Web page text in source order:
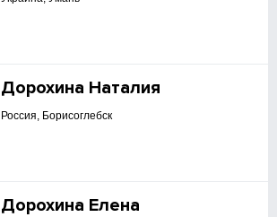
Дорохина Наталия
Россия, Борисоглебск
Дорохина Елена